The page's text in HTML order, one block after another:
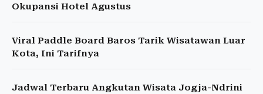
Okupansi Hotel Agustus
Viral Paddle Board Baros Tarik Wisatawan Luar
Kota, Ini Tarifnya
Jadwal Terbaru Angkutan Wisata Jogja-Ndrini